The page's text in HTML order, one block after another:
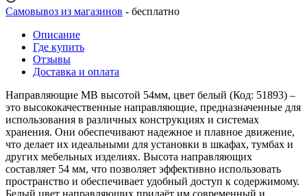
Самовывоз из магазинов - бесплатно
Описание
Где купить
Отзывы
Доставка и оплата
Направляющие МВ высотой 54мм, цвет белый (Код: 51893) –
это высококачественные направляющие, предназначенные для
использования в различных конструкциях и системах
хранения. Они обеспечивают надежное и плавное движение,
что делает их идеальными для установки в шкафах, тумбах и
других мебельных изделиях. Высота направляющих
составляет 54 мм, что позволяет эффективно использовать
пространство и обеспечивает удобный доступ к содержимому.
Белый цвет направляющих придаёт им современный и